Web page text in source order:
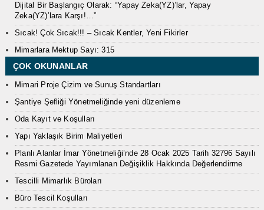
Dijital Bir Başlangıç Olarak: “Yapay Zeka(YZ)’lar, Yapay
Zeka(YZ)’lara Karşı!…”
Sıcak! Çok Sıcak!!! – Sıcak Kentler, Yeni Fikirler
Mimarlara Mektup Sayı: 315
ÇOK OKUNANLAR
Mimari Proje Çizim ve Sunuş Standartları
Şantiye Şefliği Yönetmeliğinde yeni düzenleme
Oda Kayıt ve Koşulları
Yapı Yaklaşık Birim Maliyetleri
Planlı Alanlar İmar Yönetmeliği’nde 28 Ocak 2025 Tarih 32796 Sayılı
Resmi Gazetede Yayımlanan Değişiklik Hakkında Değerlendirme
Tescilli Mimarlık Büroları
Büro Tescil Koşulları